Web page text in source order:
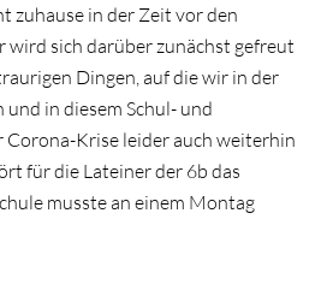
zuhause in der Zeit vor den
wird sich darüber zunächst gefreut
Dingen, auf die wir in der
in diesem Schul- und
Corona-Krise leider auch weiterhin
für die Lateiner der 6b das
musste an einem Montag